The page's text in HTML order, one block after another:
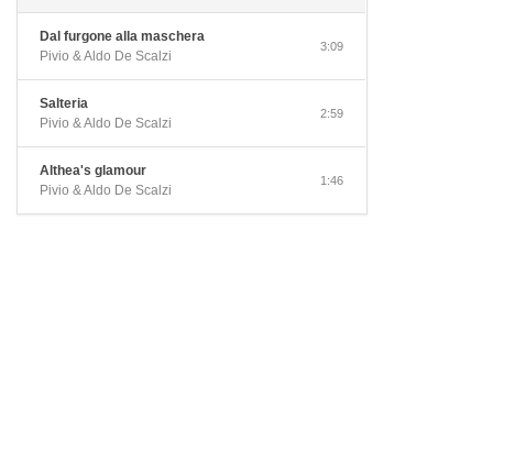
Dal furgone alla maschera
Pivio & Aldo De Scalzi
3:09
Salteria
Pivio & Aldo De Scalzi
2:59
Althea's glamour
Pivio & Aldo De Scalzi
1:46